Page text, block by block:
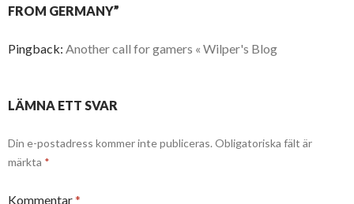
FROM GERMANY”
Pingback: Another call for gamers « Wilper's Blog
LÄMNA ETT SVAR
Din e-postadress kommer inte publiceras. Obligatoriska fält är
märkta *
Kommentar*